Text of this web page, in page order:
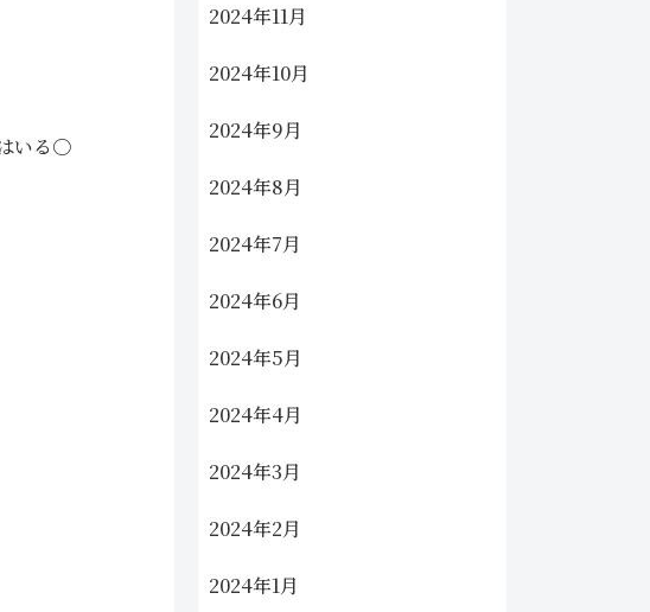
いる〇
2024年11月
2024年10月
2024年9月
2024年8月
2024年7月
2024年6月
2024年5月
2024年4月
2024年3月
2024年2月
2024年1月